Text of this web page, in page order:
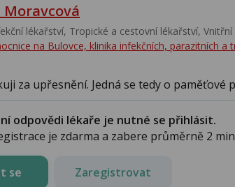
Moravcová
lékařství‎, Tropické a cestovní lékařství‎,
na Bulovce, klinika infekčních, parazitních a
za upřesnění. Jedná se tedy o paměťové
odpovědi lékaře je nutné se přihlásit.
je zdarma a zabere průměrně 2
se Zaregistrovat